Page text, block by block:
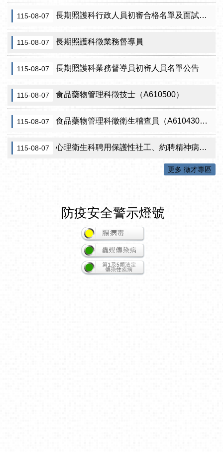
115-08-07 長期照護科行政人員初審合格名單及面試訊息公告
115-08-07 長期照護科徵業務督導員
115-08-07 長期照護科業務督導員初審人員名單公告
115-08-07 食品藥物管理科徵技士（A610500）
115-08-07 食品藥物管理科徵衛生稽查員（A610430）初審公告
115-08-07 心理衛生科聘用保護性社工、約聘精神病人社區關懷訪視員、約聘自殺關懷訪視員等5項職稱甄試結果公告
更多 徵才專區
防疫安全警示燈號